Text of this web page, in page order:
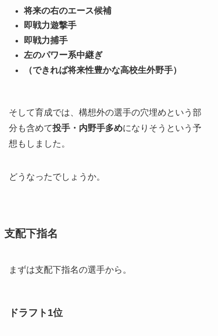
将来の右のエース候補
即戦力遊撃手
即戦力捕手
左のパワー系中継ぎ
（できれば将来性豊かな高校生外野手）
そして育成では、構想外の選手の穴埋めという部
分も含めて投手・内野手多めになりそうという予
想もしました。
どうなったでしょうか。
支配下指名
まずは支配下指名の選手から。
ドラフト1位